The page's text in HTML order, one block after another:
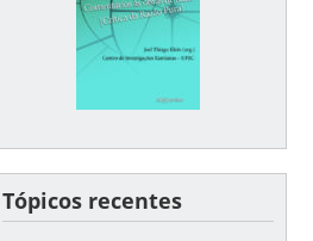
Tópicos recentes